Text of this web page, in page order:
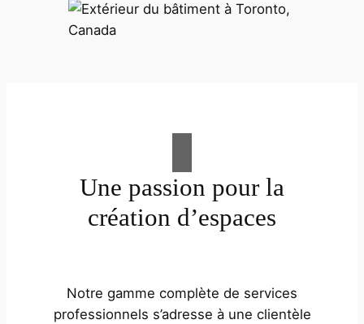
Une passion pour la
création d’espaces
Notre gamme complète de services
professionnels s’adresse à une clientèle